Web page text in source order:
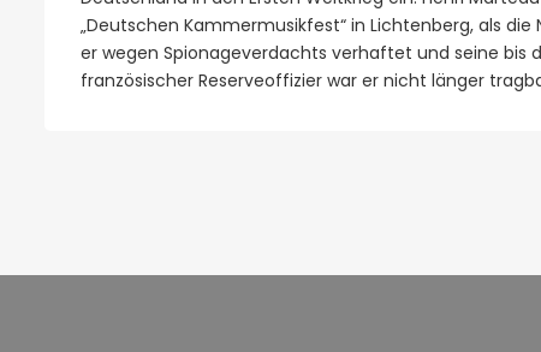
„Deutschen Kammermusikfest“ in Lichtenberg, als
er wegen Spionageverdachts verhaftet und seine bis
französischer Reserveoffizier war er nicht länger